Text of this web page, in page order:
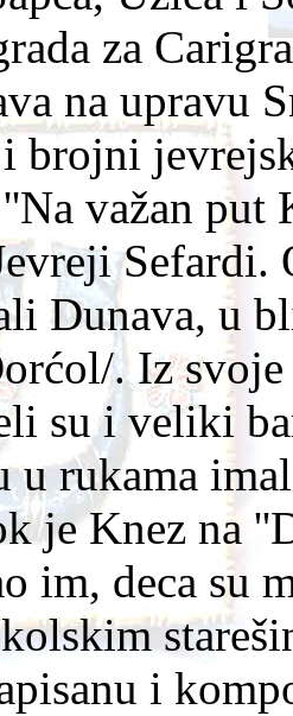
za
na upravu
brojni
važan
Sefardi.
Dunava, u
. Iz
su i veliki
u rukama
je Knez na
im, deca su
i